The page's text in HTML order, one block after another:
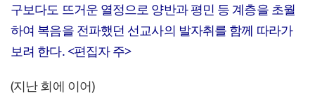
구보다도 뜨거운 열정으로 양반과 평민 등 계층을 초월
하여 복음을 전파했던 선교사의 발자취를 함께 따라가
보려 한다. <편집자 주>
(지난 회에 이어)